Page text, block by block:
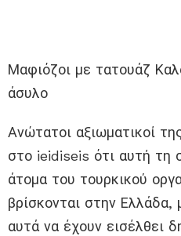
Μαφιόζοι με τατουάζ
άσυλο
Ανώτατοι αξιωματικοί
στο ieidiseis ότι αυτή τη
άτομα του τουρκικού
βρίσκονται στην
αυτά να έχουν εισέλθει